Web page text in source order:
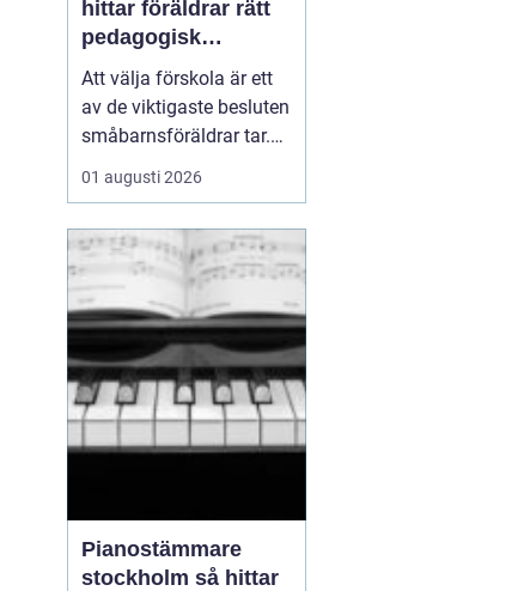
hittar föräldrar rätt
pedagogisk
trygghet
Att välja förskola är ett
av de viktigaste besluten
småbarnsföräldrar tar.
Omsorg, trygghet,
pedagogik och praktisk
fungera tillsammans,
gärna under många år. I
Nacka finns ett brett
utbud av förskolor, både
kommunala och
friståen...
01 augusti 2026
Pianostämmare
stockholm så hittar